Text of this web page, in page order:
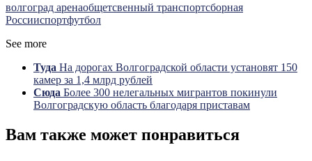
волгоград аренаобщетсвенный транспортсборная
Россииспортфутбол
See more
Туда На дорогах Волгоградской области установят 150
камер за 1,4 млрд рублей
Сюда Более 300 нелегальных мигрантов покинули
Волгоградскую область благодаря приставам
Вам также может понравиться